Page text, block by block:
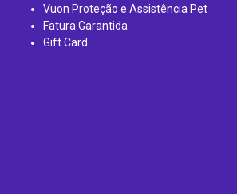
Vuon Proteção e Assistência Pet
Fatura Garantida
Gift Card